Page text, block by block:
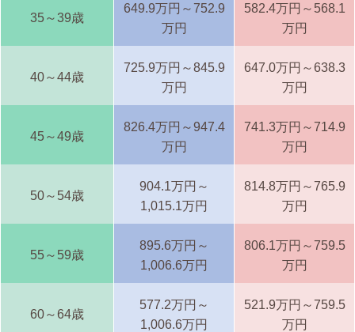
35～39歳
649.9万円～752.9
万円
582.4万円～568.1
万円
40～44歳
725.9万円～845.9
万円
647.0万円～638.3
万円
45～49歳
826.4万円～947.4
万円
741.3万円～714.9
万円
50～54歳
904.1万円～
1,015.1万円
814.8万円～765.9
万円
55～59歳
895.6万円～
1,006.6万円
806.1万円～759.5
万円
60～64歳
577.2万円～
1,006.6万円
521.9万円～759.5
万円